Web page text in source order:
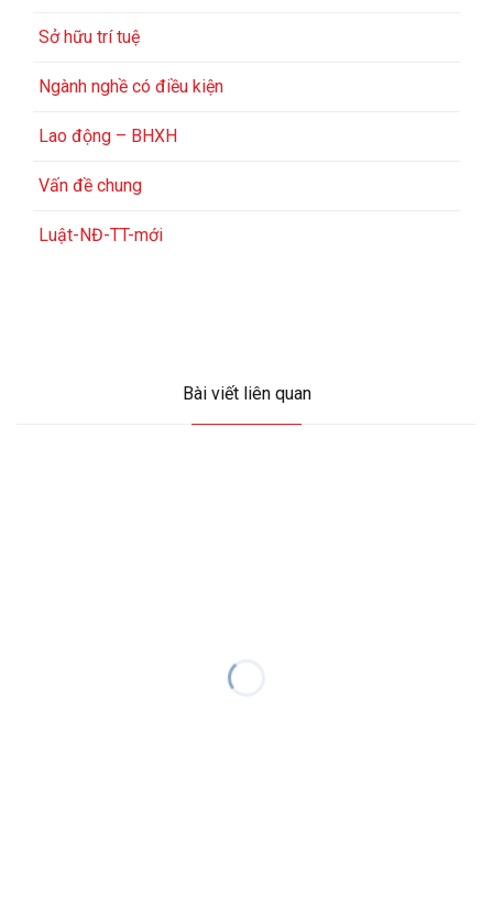
Sở hữu trí tuệ
Ngành nghề có điều kiện
Lao động – BHXH
Vấn đề chung
Luật-NĐ-TT-mới
Bài viết liên quan